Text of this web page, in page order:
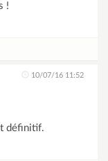
!
10/07/16 11:52
définitif.